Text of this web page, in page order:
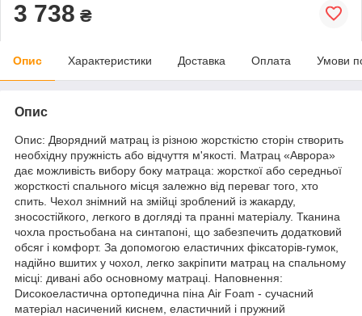
3 738 ₴
Опис Характеристики Доставка Оплата Умови
Опис
Опис: Дворядний матрац із різною жорсткістю сторін створить
необхідну пружність або відчуття м'якості. Матрац «Аврора»
дає можливість вибору боку матраца: жорсткої або середньої
жорсткості спального місця залежно від переваг того, хто
спить. Чехол знімний на змійці зроблений із жакарду,
зносостійкого, легкого в догляді та пранні матеріалу. Тканина
чохла простьобана на синтапоні, що забезпечить додатковий
обсяг і комфорт. За допомогою еластичних фіксаторів-гумок,
надійно вшитих у чохол, легко закріпити матрац на спальному
місці: дивані або основному матраці. Наповнення:
Dисокоеластична ортопедична піна Air Foam - сучасний
матеріал насичений киснем, еластичний і пружний